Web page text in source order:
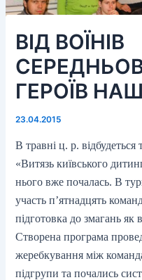
ВІД ВОЇНІВ
ГЕРОЇВ
23.04.2015
В травні ц. р.
«Витязь київського
нього вже почалась. В
участь п’ятнадцять
підготовка до змагань як
Створена програма
жеребкування між
підгрупи та почались